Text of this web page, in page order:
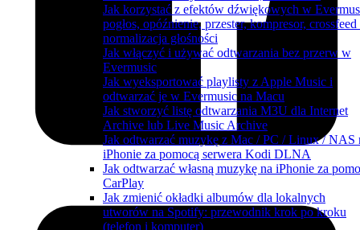
Jak korzystać z efektów dźwiękowych w
pogłos, opóźnienie, przester, kompresor, crossfeed
normalizacja głośności
Jak włączyć i używać odtwarzania bez przerw w
Evermusic
Jak wyeksportować playlisty z Apple Music i
odtwarzać je w Evermusic na Macu
Jak stworzyć listę odtwarzania M3U dla Internet
Archive lub Live Music Archive
Jak odtwarzać muzykę z Mac / PC / Linux / NAS
iPhonie za pomocą serwera Kodi DLNA
Jak odtwarzać własną muzykę na iPhonie za
CarPlay
Jak zmienić okładki albumów dla lokalnych
utworów na Spotify: przewodnik krok po kroku
(telefon i komputer)